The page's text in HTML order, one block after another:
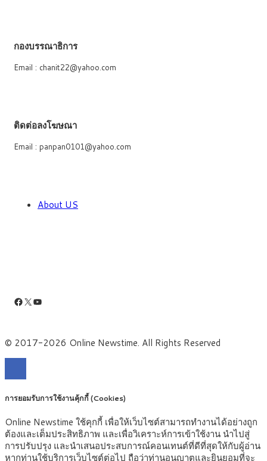
กองบรรณาธิการ
Email : chanit22@yahoo.com
ติดต่อลงโฆษณา
Email : panpan0101@yahoo.com
About US
Facebook
X YouTube
© 2017-2026 Online Newstime. All Rights Reserved
การยอมรับการใช้งานคุ้กกี้ (Cookies)
Online Newstime ใช้คุกกี้ เพื่อให้เว็บไซต์สามารถทำงานได้อย่างถูก
ต้องและเต็มประสิทธิภาพ และเพื่อวิเคราะห์การเข้าใช้งาน นำไปสู่
การปรับปรุง และนำเสนอประสบการณ์คอนเทนต์ที่ดีที่สุดให้กับผู้อ่าน
หากท่านใช้บริการเว็บไซต์ต่อไป ถือว่าท่านอนุญาตและยินยอมที่จะ